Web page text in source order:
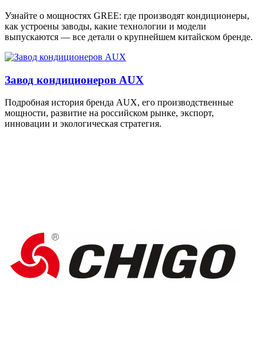
Узнайте о мощностях GREE: где производят кондиционеры,
как устроены заводы, какие технологии и модели
выпускаются — все детали о крупнейшем китайском бренде.
Завод кондиционеров AUX
Подробная история бренда AUX, его производственные
мощности, развитие на российском рынке, экспорт,
инновации и экологическая стратегия.